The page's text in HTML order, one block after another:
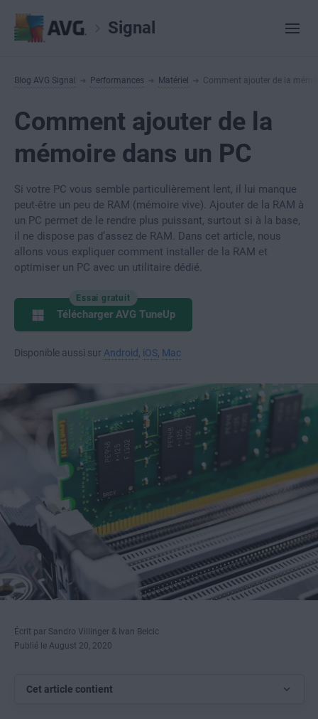
Signal
Blog AVG Signal Performances Matériel Comment ajouter de la
Comment ajouter de la
mémoire dans un PC
Si votre PC vous semble particulièrement lent, il lui manque
peut-être un peu de RAM (mémoire vive). Ajouter de la RAM à
un PC permet de le rendre plus puissant, surtout si à la base,
il ne dispose pas d’assez de RAM. Dans cet article, nous
allons vous expliquer comment installer de la RAM et
optimiser un PC avec un utilitaire dédié.
Essai gratuit
Télécharger AVG TuneUp
Disponible aussi sur Android iOS Mac
Écrit par Sandro Villinger & Ivan Belcic
Publié le August 20, 2020
Cet article contient